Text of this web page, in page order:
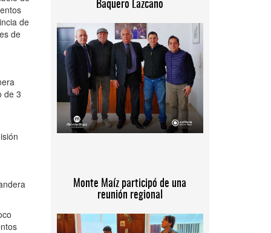
de
de
de 3
Baquero Lazcano
Monte Maíz participó de una
reunión regional